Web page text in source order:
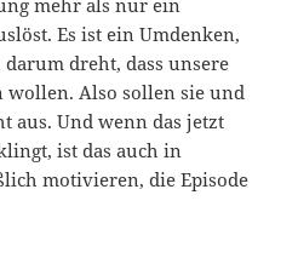
Es ist ein Umdenken,
dreht, dass unsere
Also sollen sie und
aus. Und wenn das jetzt
ist das auch in
motivieren, die Episode